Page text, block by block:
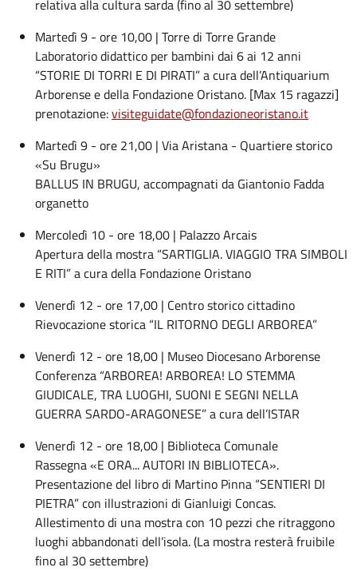
relativa alla cultura sarda (fino al 30 settembre)
Martedì 9 - ore 10,00 | Torre di Torre Grande
Laboratorio didattico per bambini dai 6 ai 12 anni
“STORIE DI TORRI E DI PIRATI” a cura dell’Antiquarium
Arborense e della Fondazione Oristano. [Max 15 ragazzi]
prenotazione:visiteguidate@fondazioneoristano.it
Martedì 9 - ore 21,00 | Via Aristana - Quartiere storico
«Su Brugu»
BALLUS IN BRUGU, accompagnati da Giantonio Fadda
organetto
Mercoledì 10 - ore 18,00 | Palazzo Arcais
Apertura della mostra “SARTIGLIA. VIAGGIO TRA SIMBOLI
E RITI” a cura della Fondazione Oristano
Venerdì 12 - ore 17,00 | Centro storico cittadino
Rievocazione storica “IL RITORNO DEGLI ARBOREA”
Venerdì 12 - ore 18,00 | Museo Diocesano Arborense
Conferenza “ARBOREA! ARBOREA! LO STEMMA
GIUDICALE, TRA LUOGHI, SUONI E SEGNI NELLA
GUERRA SARDO-ARAGONESE” a cura dell’ISTAR
Venerdì 12 - ore 18,00 | Biblioteca Comunale
Rassegna «E ORA... AUTORI IN BIBLIOTECA».
Presentazione del libro di Martino Pinna “SENTIERI DI
PIETRA” con illustrazioni di Gianluigi Concas.
Allestimento di una mostra con 10 pezzi che ritraggono
luoghi abbandonati dell’isola. (La mostra resterà fruibile
fino al 30 settembre)